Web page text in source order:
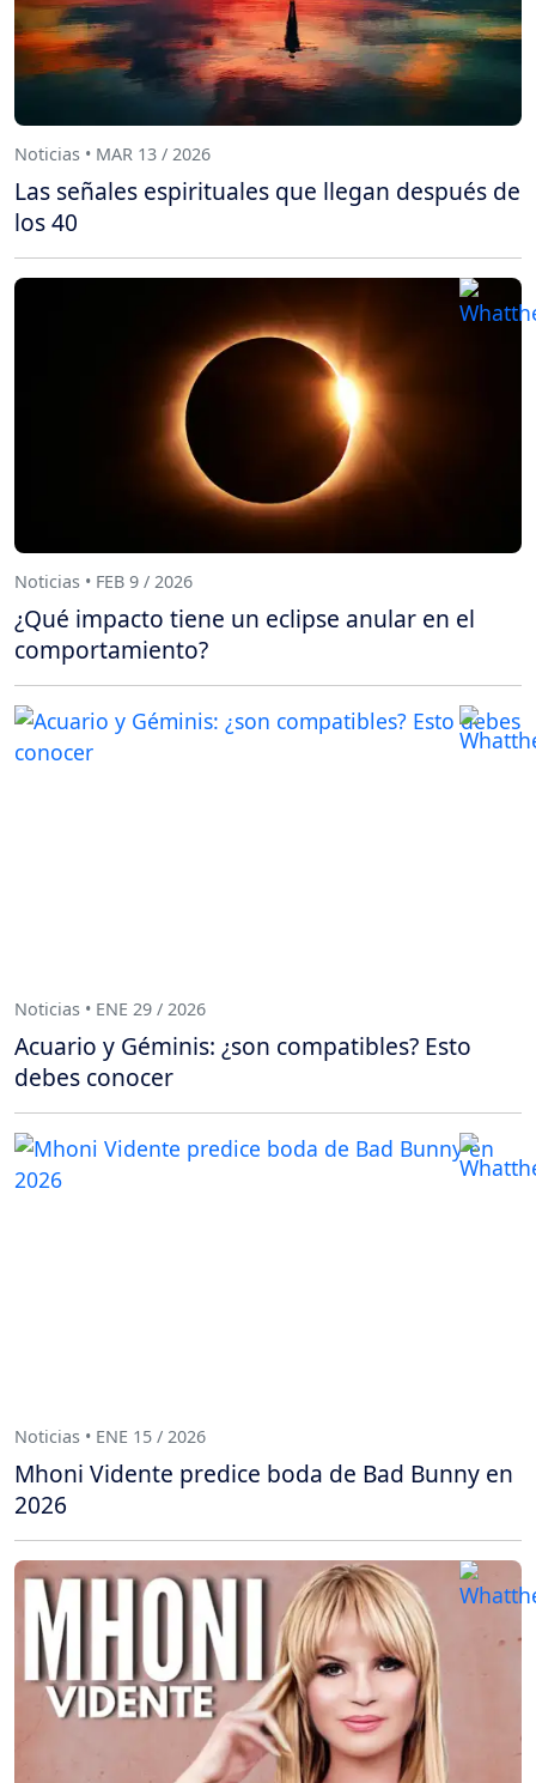
Noticias • MAR 13 / 2026
Las señales espirituales que llegan después de
los 40
Noticias • FEB 9 / 2026
¿Qué impacto tiene un eclipse anular en el
comportamiento?
Noticias • ENE 29 / 2026
Acuario y Géminis: ¿son compatibles? Esto
debes conocer
Noticias • ENE 15 / 2026
Mhoni Vidente predice boda de Bad Bunny en
2026